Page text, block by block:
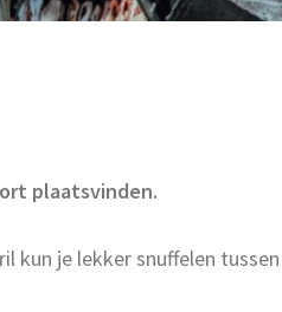
plaatsvinden.
kun je lekker snuffelen tussen